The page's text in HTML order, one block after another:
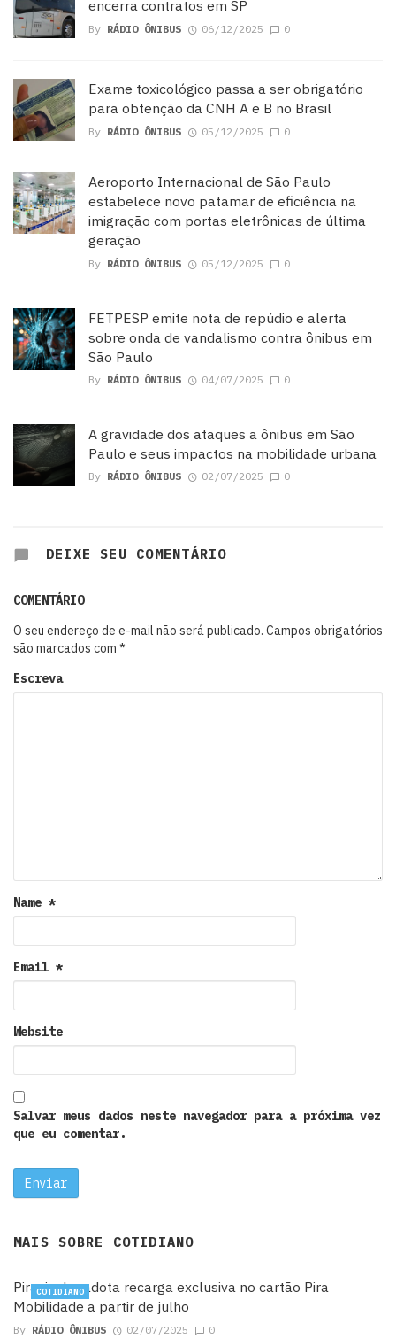
encerra contratos em SP
By RÁDIO ÔNIBUS 06/12/2025 0
Exame toxicológico passa a ser obrigatório
para obtenção da CNH A e B no Brasil
By RÁDIO ÔNIBUS 05/12/2025 0
Aeroporto Internacional de São Paulo
estabelece novo patamar de eficiência na
imigração com portas eletrônicas de última
geração
By RÁDIO ÔNIBUS 05/12/2025 0
FETPESP emite nota de repúdio e alerta
sobre onda de vandalismo contra ônibus em
São Paulo
By RÁDIO ÔNIBUS 04/07/2025 0
A gravidade dos ataques a ônibus em São
Paulo e seus impactos na mobilidade urbana
By RÁDIO ÔNIBUS 02/07/2025 0
DEIXE SEU COMENTÁRIO
COMENTÁRIO
O seu endereço de e-mail não será publicado. Campos obrigatórios
são marcados com *
Escreva
Name *
Email *
Website
Salvar meus dados neste navegador para a próxima vez
que eu comentar.
MAIS SOBRE COTIDIANO
Piracicaba adota recarga exclusiva no cartão Pira
Mobilidade a partir de julho
By RÁDIO ÔNIBUS 02/07/2025 0
COTIDIANO